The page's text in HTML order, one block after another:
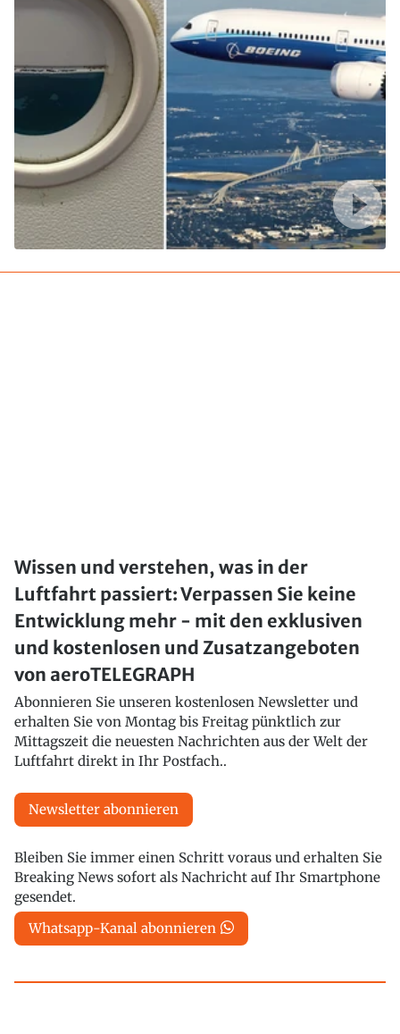
Wissen und verstehen, was in der
Luftfahrt passiert: Verpassen Sie keine
Entwicklung mehr - mit den exklusiven
und kostenlosen und Zusatzangeboten
von aeroTELEGRAPH
Abonnieren Sie unseren kostenlosen Newsletter und
erhalten Sie von Montag bis Freitag pünktlich zur
Mittagszeit die neuesten Nachrichten aus der Welt der
Luftfahrt direkt in Ihr Postfach..
Newsletter abonnieren
Bleiben Sie immer einen Schritt voraus und erhalten Sie
Breaking News sofort als Nachricht auf Ihr Smartphone
gesendet.
Whatsapp-Kanal abonnieren